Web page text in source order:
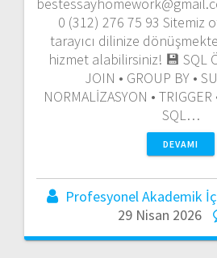
0 (312) 276 75 93 Sitemiz
tarayıcı dilinize
hizmet alabilirsiniz! 💾 SQL
JOIN • GROUP BY •
NORMALİZASYON •
SQL…
DEVAMI
Profesyonel Akademik
29 Nisan 2026